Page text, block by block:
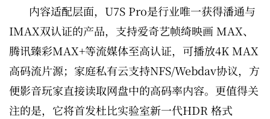
内容适配层面，U7S Pro是行业唯一获得潘通与
IMAX双认证的产品，支持爱奇艺帧绮映画 MAX、
腾讯臻彩MAX+等流媒体至高认证，可播放4K MAX
高码流片源；家庭私有云支持NFS/Webdav协议，方
便影音玩家直接读取网盘中的高码率内容。更值得关
注的是，它将首发杜比实验室新一代HDR 格式